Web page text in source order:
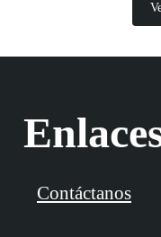
Contáctanos